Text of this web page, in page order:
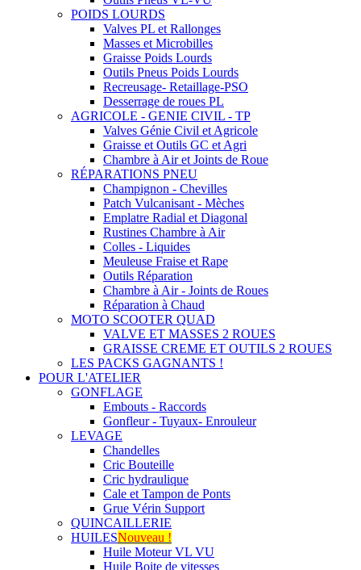
POIDS LOURDS
Valves PL et Rallonges
Masses et Microbilles
Graisse Poids Lourds
Outils Pneus Poids Lourds
Recreusage- Retaillage-PSO
Desserrage de roues PL
AGRICOLE - GENIE CIVIL - TP
Valves Génie Civil et Agricole
Graisse et Outils GC et Agri
Chambre à Air et Joints de Roue
RÉPARATIONS PNEU
Champignon - Chevilles
Patch Vulcanisant - Mèches
Emplatre Radial et Diagonal
Rustines Chambre à Air
Colles - Liquides
Meuleuse Fraise et Rape
Outils Réparation
Chambre à Air - Joints de Roues
Réparation à Chaud
MOTO SCOOTER QUAD
VALVE ET MASSES 2 ROUES
GRAISSE CREME ET OUTILS 2 ROUES
LES PACKS GAGNANTS !
POUR L'ATELIER
GONFLAGE
Embouts - Raccords
Gonfleur - Tuyaux- Enrouleur
LEVAGE
Chandelles
Cric Bouteille
Cric hydraulique
Cale et Tampon de Ponts
Grue Vérin Support
QUINCAILLERIE
HUILESNouveau !
Huile Moteur VL VU
Huile Boite de vitesses